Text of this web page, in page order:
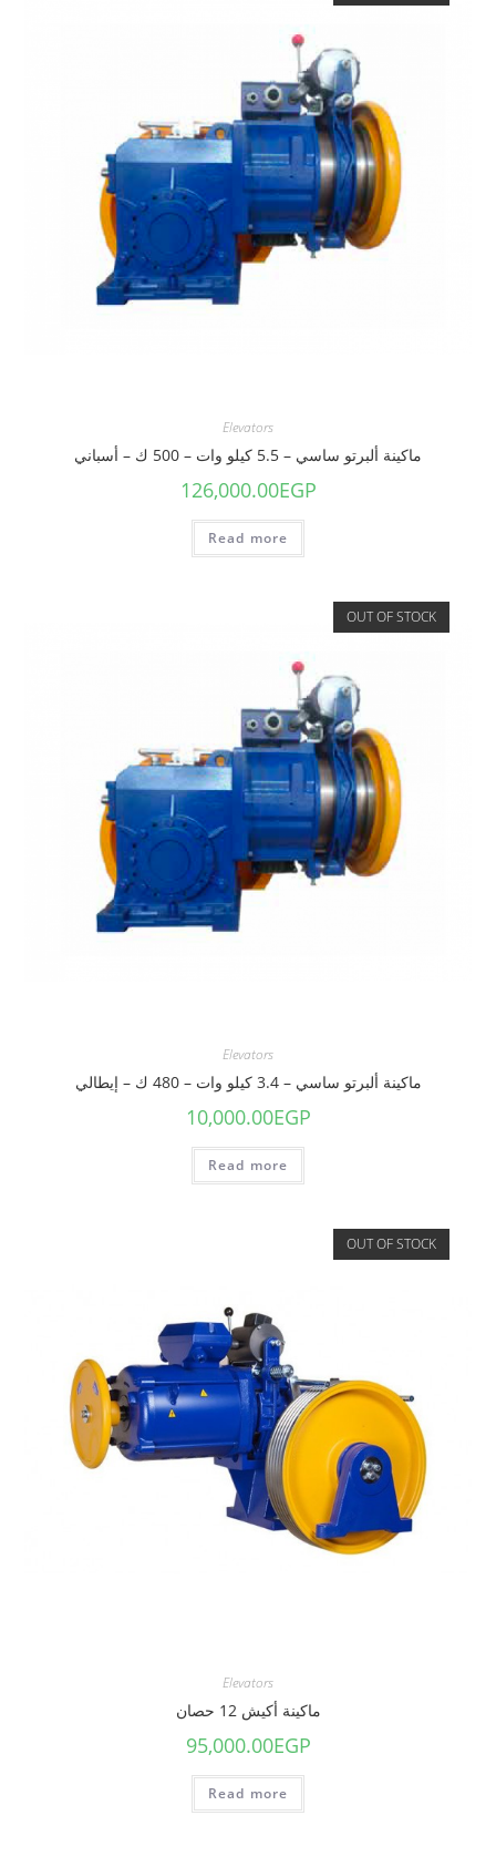
Elevators
ماكينة ألبرتو ساسي – 5.5 كيلو وات – 500 ك – أسباني
126,000.00EGP
Read more
OUT OF STOCK
Elevators
ماكينة ألبرتو ساسي – 3.4 كيلو وات – 480 ك – إيطالي
10,000.00EGP
Read more
OUT OF STOCK
Elevators
ماكينة أكيش 12 حصان
95,000.00EGP
Read more